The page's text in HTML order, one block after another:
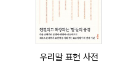
우리말 표현 사전